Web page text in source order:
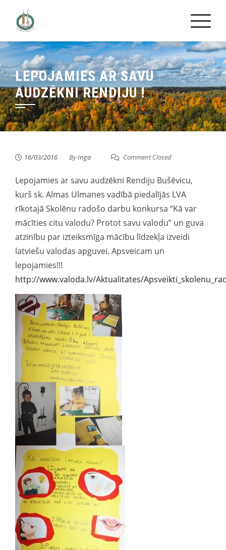
content
LEPOJAMIES AR SAVU
AUDZĒKNI RENDIJU !
16/03/2016 ByInga Comment Closed
Lepojamies ar savu audzēkni Rendiju Bušēvicu,
kurš sk. Almas Ulmanes vadībā piedalījās LVA
rīkotajā Skolēnu radošo darbu konkursa “Kā var
mācīties citu valodu? Protot savu valodu” un guva
atzinību par izteiksmīga mācību līdzekļa izveidi
latviešu valodas apguvei. Apsveicam un
lepojamies!!!
http://www.valoda.lv/Aktualitates/